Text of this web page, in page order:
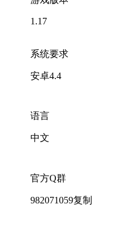
1.17
系统要求
安卓4.4
语言
中文
官方Q群
982071059复制